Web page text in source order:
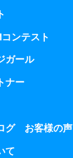
ンテスト
ガール
ナー
グ お客様の声
て